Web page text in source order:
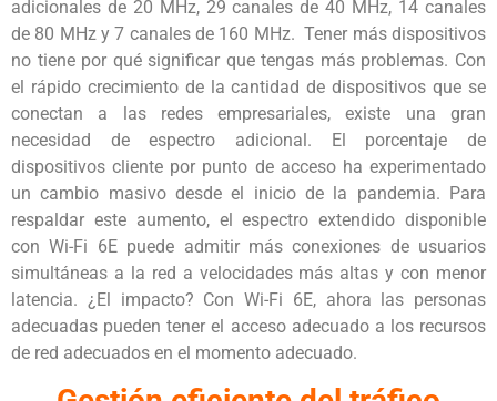
adicionales de 20 MHz, 29 canales de 40 MHz, 14 canales
de 80 MHz y 7 canales de 160 MHz. Tener más dispositivos
no tiene por qué significar que tengas más problemas. Con
el rápido crecimiento de la cantidad de dispositivos que se
conectan a las redes empresariales, existe una gran
necesidad de espectro adicional. El porcentaje de
dispositivos cliente por punto de acceso ha experimentado
un cambio masivo desde el inicio de la pandemia. Para
respaldar este aumento, el espectro extendido disponible
con Wi-Fi 6E puede admitir más conexiones de usuarios
simultáneas a la red a velocidades más altas y con menor
latencia. ¿El impacto? Con Wi-Fi 6E, ahora las personas
adecuadas pueden tener el acceso adecuado a los recursos
de red adecuados en el momento adecuado.